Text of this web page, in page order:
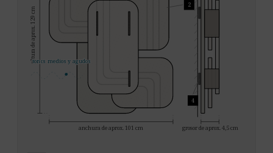
altura de aprox. 129 cm
anchura de aprox. 101 cm grosor de aprox. 4,5 cm
4
2
tonos medios y agudos